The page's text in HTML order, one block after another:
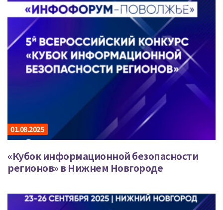
01.08.2025
«Кубок информационной безопасности
регионов» в Нижнем Новгороде